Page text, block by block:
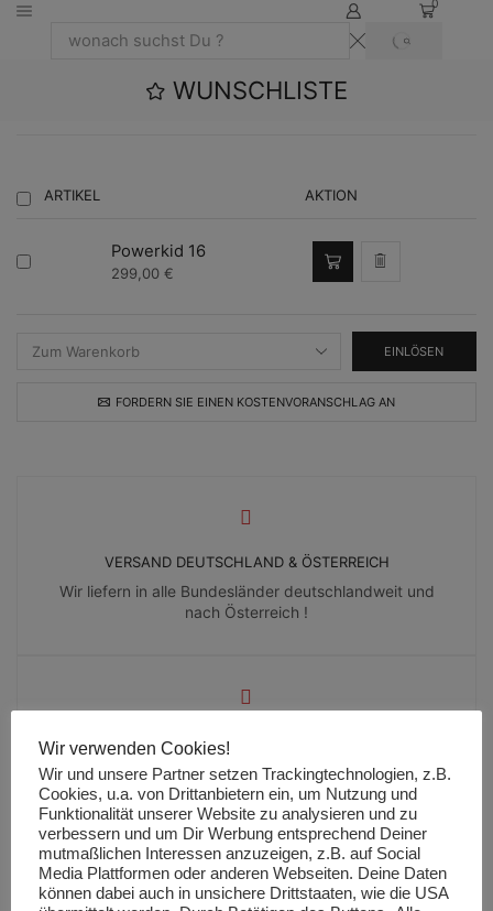
0
Search
SEARCH
WUNSCHLISTE
ARTIKEL AKTION
Powerkid 16
299,00 €
EINLÖSEN
FORDERN SIE EINEN KOSTENVORANSCHLAG AN
VERSAND DEUTSCHLAND & ÖSTERREICH
Wir liefern in alle Bundesländer deutschlandweit und
nach Österreich !
FAIR SHIPPING
Wir berechnen für alle Lieferungen eine Pauschale von
6,90 €
Wir verwenden Cookies!
Wir und unsere Partner setzen Trackingtechnologien, z.B.
Cookies, u.a. von Drittanbietern ein, um Nutzung und
Funktionalität unserer Website zu analysieren und zu
verbessern und um Dir Werbung entsprechend Deiner
mutmaßlichen Interessen anzuzeigen, z.B. auf Social
Media Plattformen oder anderen Webseiten. Deine Daten
können dabei auch in unsichere Drittstaaten, wie die USA